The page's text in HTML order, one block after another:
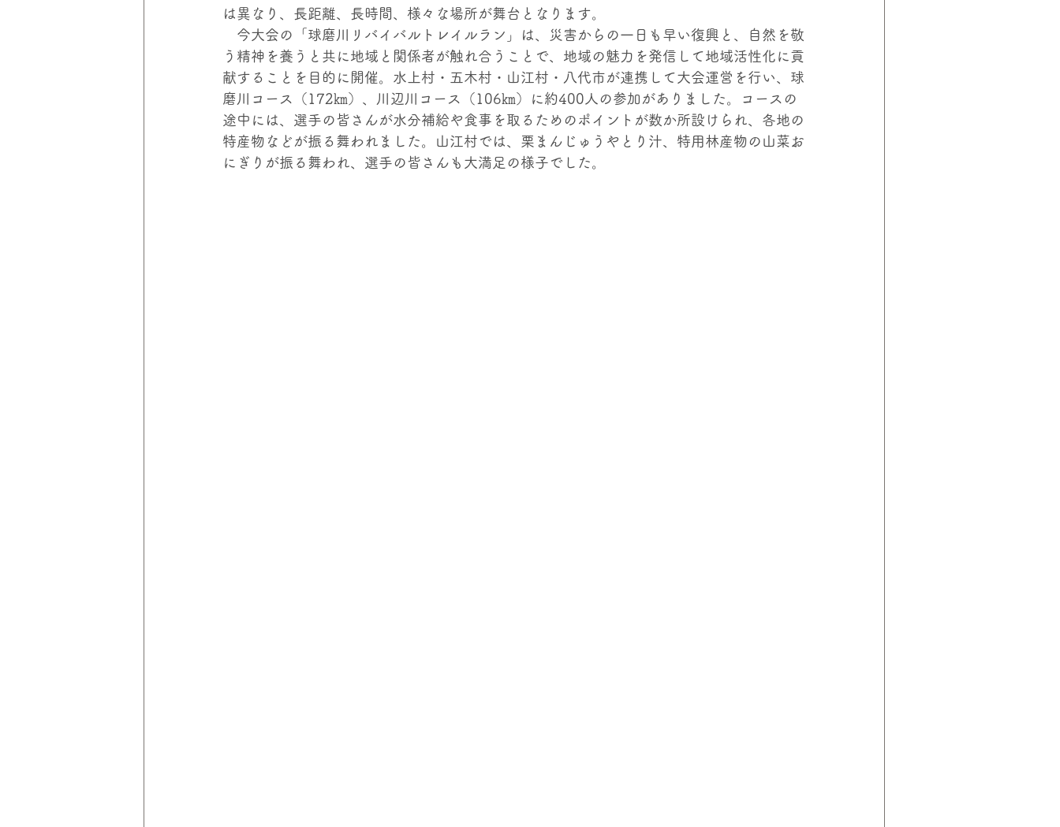
は異なり、長距離、長時間、様々な場所が舞台となります。
今大会の「球磨川リバイバルトレイルラン」は、災害からの一日も早い復興と、自然を敬
う精神を養うと共に地域と関係者が触れ合うことで、地域の魅力を発信して地域活性化に貢
献することを目的に開催。水上村・五木村・山江村・八代市が連携して大会運営を行い、球
磨川コース（172㎞）、川辺川コース（106㎞）に約400人の参加がありました。コースの
途中には、選手の皆さんが水分補給や食事を取るためのポイントが数か所設けられ、各地の
特産物などが振る舞われました。山江村では、栗まんじゅうやとり汁、特用林産物の山菜お
にぎりが振る舞われ、選手の皆さんも大満足の様子でした。